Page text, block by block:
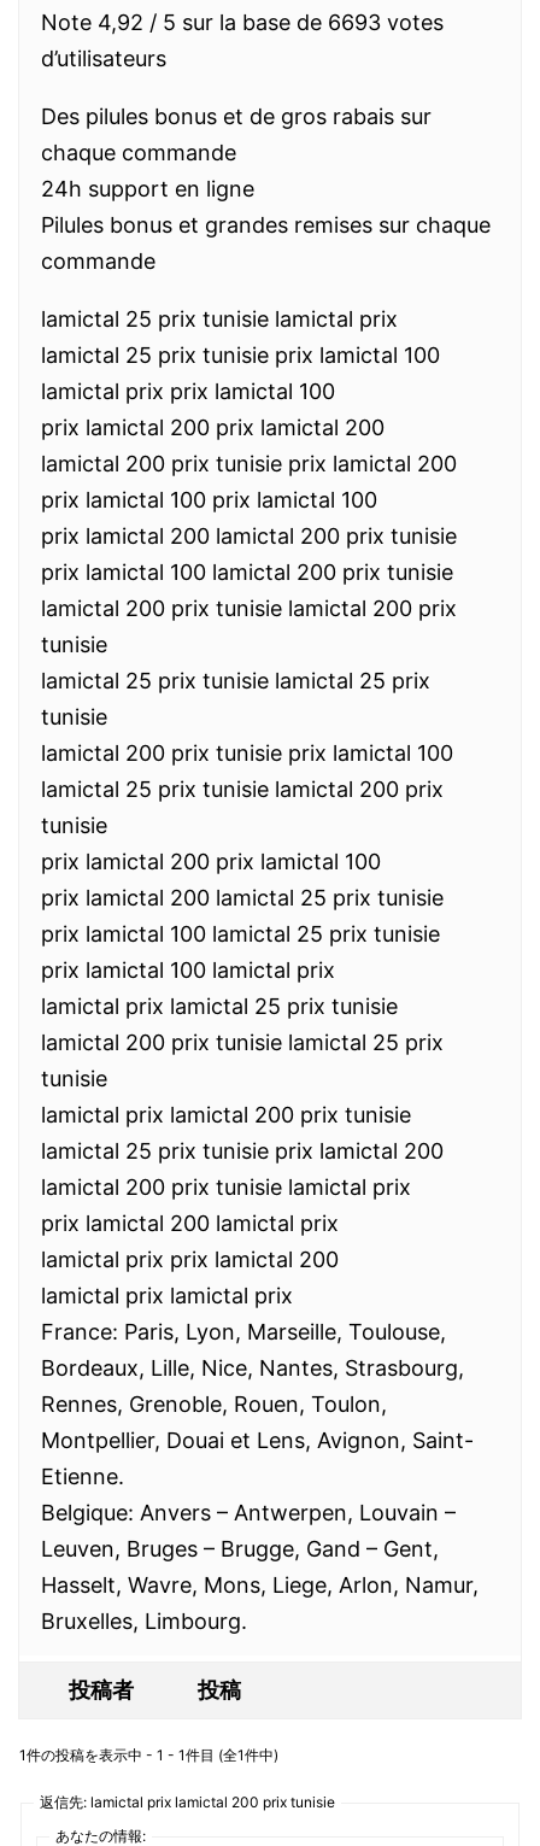
Note 4,92 / 5 sur la base de 6693 votes
d’utilisateurs
Des pilules bonus et de gros rabais sur
chaque commande
24h support en ligne
Pilules bonus et grandes remises sur chaque
commande
lamictal 25 prix tunisie lamictal prix
lamictal 25 prix tunisie prix lamictal 100
lamictal prix prix lamictal 100
prix lamictal 200 prix lamictal 200
lamictal 200 prix tunisie prix lamictal 200
prix lamictal 100 prix lamictal 100
prix lamictal 200 lamictal 200 prix tunisie
prix lamictal 100 lamictal 200 prix tunisie
lamictal 200 prix tunisie lamictal 200 prix
tunisie
lamictal 25 prix tunisie lamictal 25 prix
tunisie
lamictal 200 prix tunisie prix lamictal 100
lamictal 25 prix tunisie lamictal 200 prix
tunisie
prix lamictal 200 prix lamictal 100
prix lamictal 200 lamictal 25 prix tunisie
prix lamictal 100 lamictal 25 prix tunisie
prix lamictal 100 lamictal prix
lamictal prix lamictal 25 prix tunisie
lamictal 200 prix tunisie lamictal 25 prix
tunisie
lamictal prix lamictal 200 prix tunisie
lamictal 25 prix tunisie prix lamictal 200
lamictal 200 prix tunisie lamictal prix
prix lamictal 200 lamictal prix
lamictal prix prix lamictal 200
lamictal prix lamictal prix
France: Paris, Lyon, Marseille, Toulouse,
Bordeaux, Lille, Nice, Nantes, Strasbourg,
Rennes, Grenoble, Rouen, Toulon,
Montpellier, Douai et Lens, Avignon, Saint-
Etienne.
Belgique: Anvers – Antwerpen, Louvain –
Leuven, Bruges – Brugge, Gand – Gent,
Hasselt, Wavre, Mons, Liege, Arlon, Namur,
Bruxelles, Limbourg.
投稿者 投稿
1件の投稿を表示中 - 1 - 1件目 (全1件中)
返信先: lamictal prix lamictal 200 prix tunisie
あなたの情報: